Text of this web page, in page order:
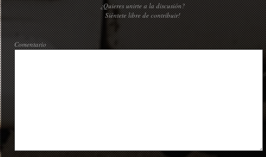
¿Quieres unirte a la discusión?
Siéntete libre de contribuir!
Comentario